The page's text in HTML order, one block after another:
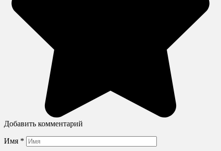
Добавить комментарий
Имя *